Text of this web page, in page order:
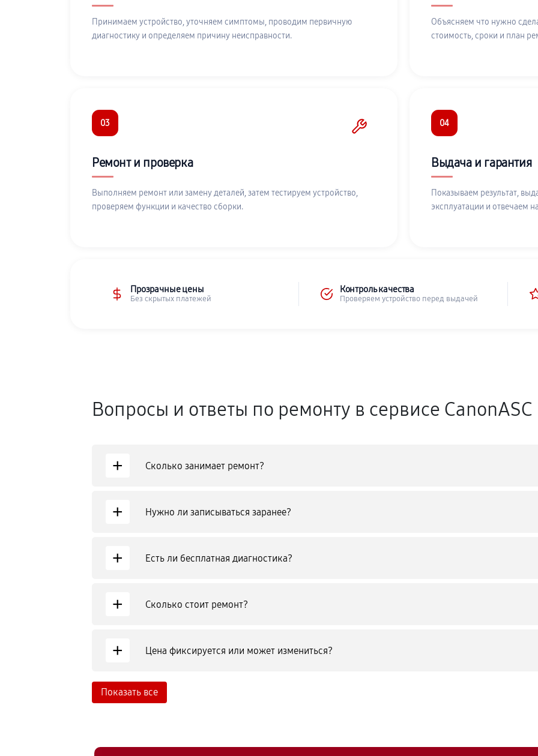
Принимаем устройство, уточняем симптомы, проводим первичную
диагностику и определяем причину неисправности.
Объясняем что нужно
стоимость, сроки и план
03
Ремонт и проверка
Выполняем ремонт или замену деталей, затем тестируем устройство,
проверяем функции и качество сборки.
04
Выдача и гарантия
Показываем результат,
эксплуатации и отвечаем
Прозрачные цены
Без скрытых платежей
Контроль качества
Проверяем устройство перед выдачей
Вопросы и ответы по ремонту в сервисе CanonASC
+ Сколько занимает ремонт?
+ Нужно ли записываться заранее?
+ Есть ли бесплатная диагностика?
+ Сколько стоит ремонт?
+ Цена фиксируется или может измениться?
Показать все